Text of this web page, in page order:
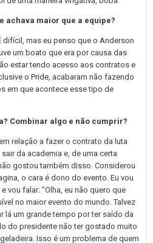
achava maior que a equipe?
difícil, mas eu penso que o Anderson
um boato que era por causa das
estar tendo acesso aos contratos e
o Pride, acabaram não fazendo
em que acontece esse tipo de
Combinar algo e não cumprir?
relação a fazer o contrato da luta
da academia e, de uma certa
gostou também disso. Considerou
o cara é dono do evento. Eu vou
vou falar: "Olha, eu não quero que
no maior evento do mundo. Talvez
lá um grande tempo por ter saído da
do presidente não ter gostado muito
Isso é um problema de quem